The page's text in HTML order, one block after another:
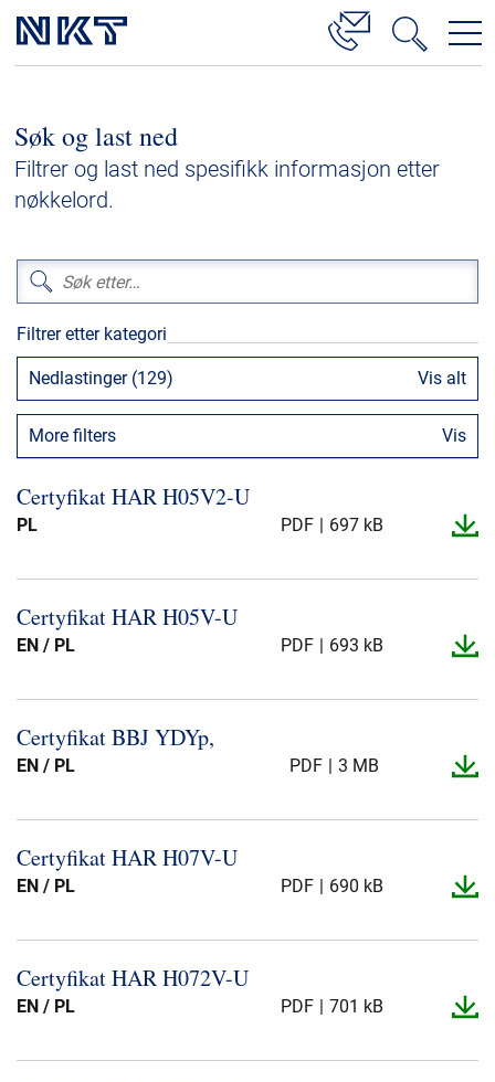
Høyspenningskabelløsninger
Kabelservice
Lavspenning
Høyspenningskabeltilbehør
Mellomspenningskabeltilbehør
Referanser
Nedlastinger
Presse og arrangementer
NKT ved første øyekast
Bærekraft
Søk og last ned
Filtrer og last ned spesifikk informasjon etter
nøkkelord.
Filtrer etter kategori
Nedlastinger (129) Vis alt
More filters Vis
Certyfikat HAR H05V2-​U
PL PDF 697 kB
Certyfikat HAR H05V-​U
EN / PL PDF 693 kB
Certyfikat BBJ YDYp,
EN / PL PDF 3 MB
Certyfikat HAR H07V-​U
EN / PL PDF 690 kB
Certyfikat HAR H072V-​U
EN / PL PDF 701 kB